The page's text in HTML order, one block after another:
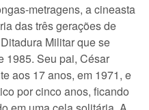
metragens, a cineasta
das três gerações de
Militar que se
1985. Seu pai, César
aos 17 anos, em 1971, e
por cinco anos, ficando